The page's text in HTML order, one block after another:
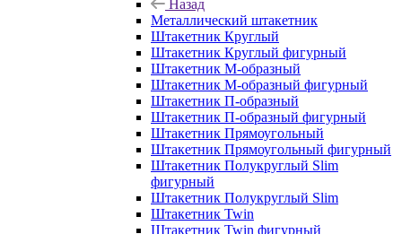
Назад
Металлический штакетник
Штакетник Круглый
Штакетник Круглый фигурный
Штакетник М-образный
Штакетник М-образный фигурный
Штакетник П-образный
Штакетник П-образный фигурный
Штакетник Прямоугольный
Штакетник Прямоугольный фигурный
Штакетник Полукруглый Slim
фигурный
Штакетник Полукруглый Slim
Штакетник Twin
Штакетник Twin фигурный